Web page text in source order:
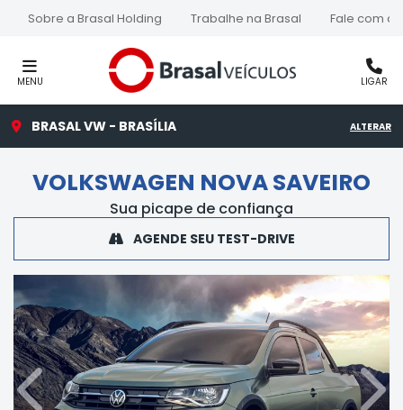
Sobre a Brasal Holding Trabalhe na Brasal Fale com a
MENU LIGAR
BRASAL VW - BRASÍLIA ALTERAR
VOLKSWAGEN NOVA SAVEIRO
Sua picape de confiança
AGENDE SEU TEST-DRIVE
Anterior